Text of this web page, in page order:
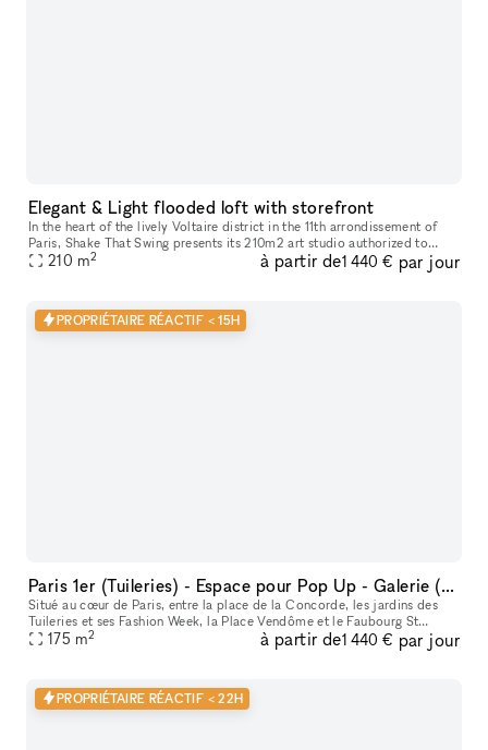
Elegant & Light flooded loft with storefront
In the heart of the lively Voltaire district in the 11th arrondissement of
Paris, Shake That Swing presents its 210m2 art studio authorized to
receive the public (E.R.P french norm) It is in a light-
210 m2 à partir de1 440 € par jour
PROPRIÉTAIRE RÉACTIF < 15H
Paris 1er (Tuileries) - Espace pour Pop Up - Galerie (140 m2 + Sous sol 35 m2)
Situé au cœur de Paris, entre la place de la Concorde, les jardins des
Tuileries et ses Fashion Week, la Place Vendôme et le Faubourg St
Honoré, l’espace dispose d’une adresse unique à côté des hôtel
175 m2 à partir de1 440 € par jour
PROPRIÉTAIRE RÉACTIF < 22H